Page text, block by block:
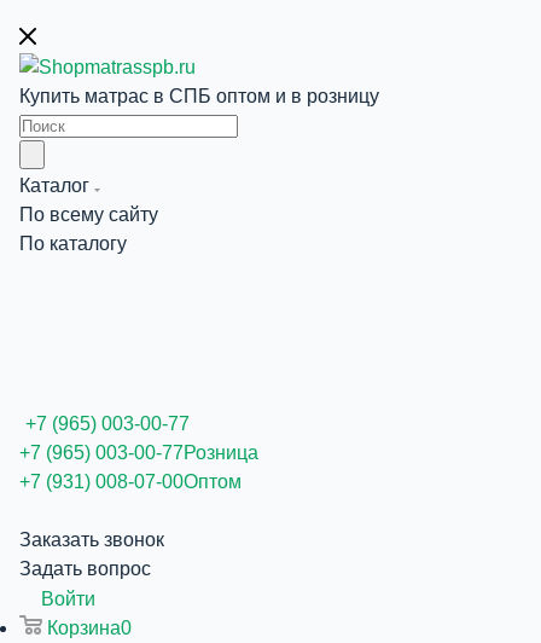
Купить матрас в СПБ оптом и в розницу
Каталог
По всему сайту
По каталогу
+7 (965) 003-00-77
+7 (965) 003-00-77Розница
+7 (931) 008-07-00Оптом
Заказать звонок
Задать вопрос
Войти
Корзина0